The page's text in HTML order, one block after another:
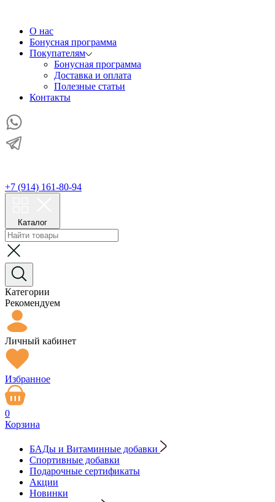
О нас
Бонусная программа
Покупателям
Бонусная программа
Доставка и оплата
Полезные статьи
Контакты
+7 (914) 161-80-94
Каталог
Категории
Рекомендуем
Личный кабинет
Избранное
0
Корзина
БАДы и Витаминные добавки
Спортивные добавки
Подарочные сертификаты
Акции
Новинки